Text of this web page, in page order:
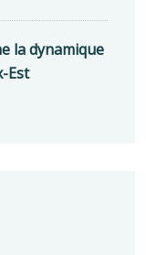
la dynamique
Est